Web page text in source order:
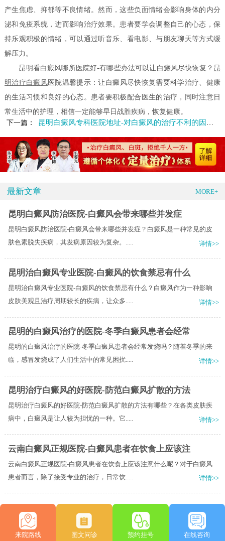
产生焦虑、抑郁等不良情绪。然而，这些负面情绪会影响身体的内分
泌和免疫系统，进而影响治疗效果。患者要学会调整自己的心态，保
持乐观积极的情绪，可以通过听音乐、看电影、与朋友聊天等方式缓
解压力。
昆明看白癜风哪所医院好-有哪些办法可以让白癜风尽快恢复？ 昆
明治疗白癜风 医院温馨提示：让白癜风尽快恢复需要科学治疗、健康
的生活习惯和良好的心态。患者要积极配合医生的治疗，同时注意日
常生活中的护理，相信一定能够早日战胜疾病，恢复健康。
下一篇：
昆明白癜风专科医院地址-对白癜风的治疗不利的因素有什么
最新文章 MORE+
昆明白癜风防治医院-白癜风会带来哪些并发症
昆明白癜风防治医院-白癜风会带来哪些并发症？白癜风是一种常见的皮
肤色素脱失疾病，其发病原因较为复杂。.....
详情>>
昆明治白癜风专业医院-白癜风的饮食禁忌有什么
昆明治白癜风专业医院-白癜风的饮食禁忌有什么？白癜风作为一种影响
皮肤美观且治疗周期较长的疾病，让众多.....
详情>>
昆明的白癜风治疗的医院-冬季白癜风患者会经常
昆明的白癜风治疗的医院-冬季白癜风患者会经常发烧吗？随着冬季的来
临，感冒发烧成了人们生活中的常见困扰.....
详情>>
昆明治疗白癜风的好医院-防范白癜风扩散的方法
昆明治疗白癜风的好医院-防范白癜风扩散的方法有哪些？在各类皮肤疾
病中，白癜风是让人较为担忧的一种。它.....
详情>>
云南白癜风正规医院-白癜风患者在饮食上应该注
云南白癜风正规医院-白癜风患者在饮食上应该注意什么呢？对于白癜风
患者而言，除了接受专业的治疗，日常饮.....
详情>>
来院路线 图文问诊 预约挂号 在线咨询